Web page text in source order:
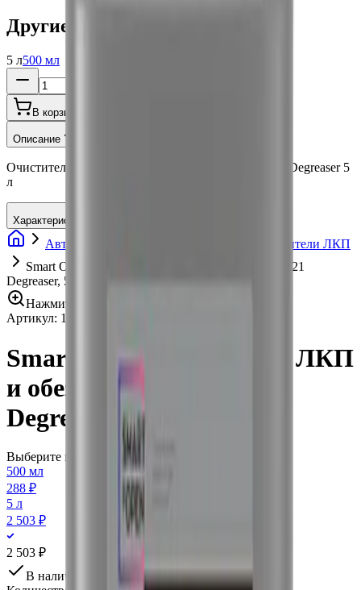
Другие варианты:
5 л500 мл
В корзину
Описание
Очиститель ЛКП и обезжириватель Smart Open 21 Degreaser 5
л
Характеристики
Автохимия
Очистители ЛКП
Smart Open Очиститель ЛКП и обезжириватель 21
Degreaser, 5 л
Нажмите для увеличения
Артикул: 15215
Smart Open Очиститель ЛКП
и обезжириватель 21
Degreaser, 5 л
Выберите вариант:
500 мл
288 ₽
5 л
2 503 ₽
2 503 ₽
В наличии в шоу-руме